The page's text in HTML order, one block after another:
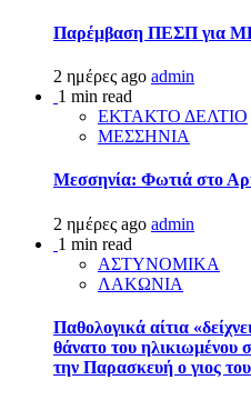
Παρέμβαση ΠΕΣΠ για
2 ημέρες ago admin
1 min read
ΕΚΤΑΚΤΟ ΔΕΛΤΙΟ
ΜΕΣΣΗΝΙΑ
Μεσσηνία: Φωτιά στο
2 ημέρες ago admin
1 min read
ΑΣΤΥΝΟΜΙΚΑ
ΛΑΚΩΝΙΑ
Παθολογικά αίτια
θάνατο του ηλικιωμένου
την Παρασκευή ο γιος του